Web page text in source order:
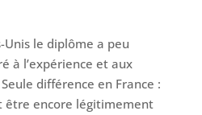
Unis le diplôme a peu
à l’expérience et aux
différence en France :
être encore légitimement